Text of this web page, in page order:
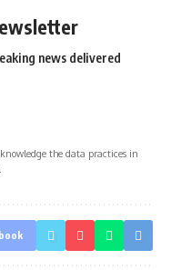
news delivered
the data practices in